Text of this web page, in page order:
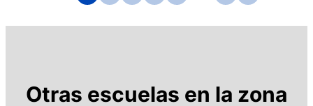
Otras escuelas en la zona